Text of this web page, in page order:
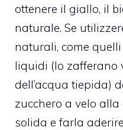
ottenere il giallo, il
naturale. Se
naturali, come
liquidi (lo zafferano
dell’acqua tiepida)
zucchero a velo
solida e farla